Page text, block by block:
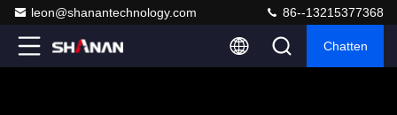
leon@shanantechnology.com 86--13215377368
Chatten